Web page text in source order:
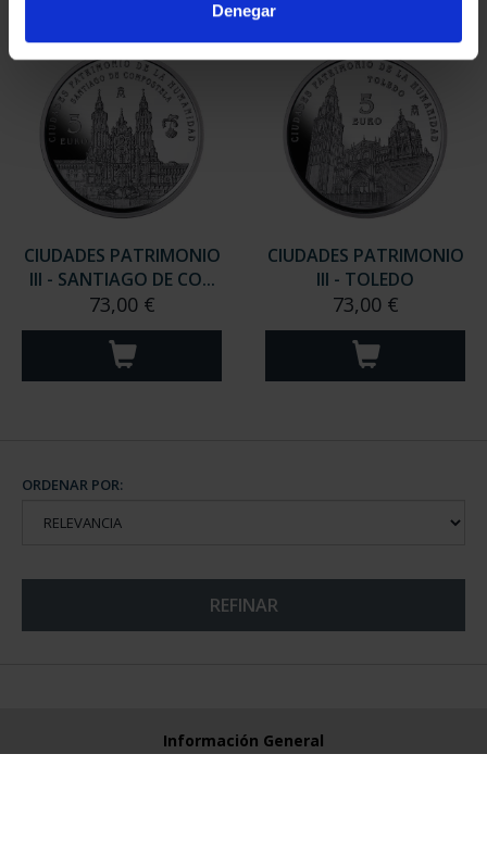
Denegar
CIUDADES PATRIMONIO
III - SANTIAGO DE CO...
73,00 €
CIUDADES PATRIMONIO
III - TOLEDO
73,00 €
ORDENAR POR:
REFINAR
Información General